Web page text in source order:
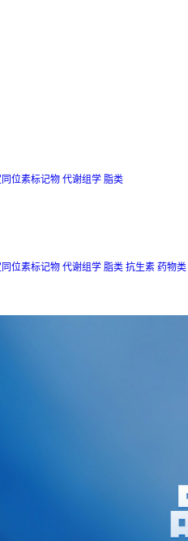
位素标记物 代谢组学 脂类
位素标记物 代谢组学 脂类 抗生素 药物类